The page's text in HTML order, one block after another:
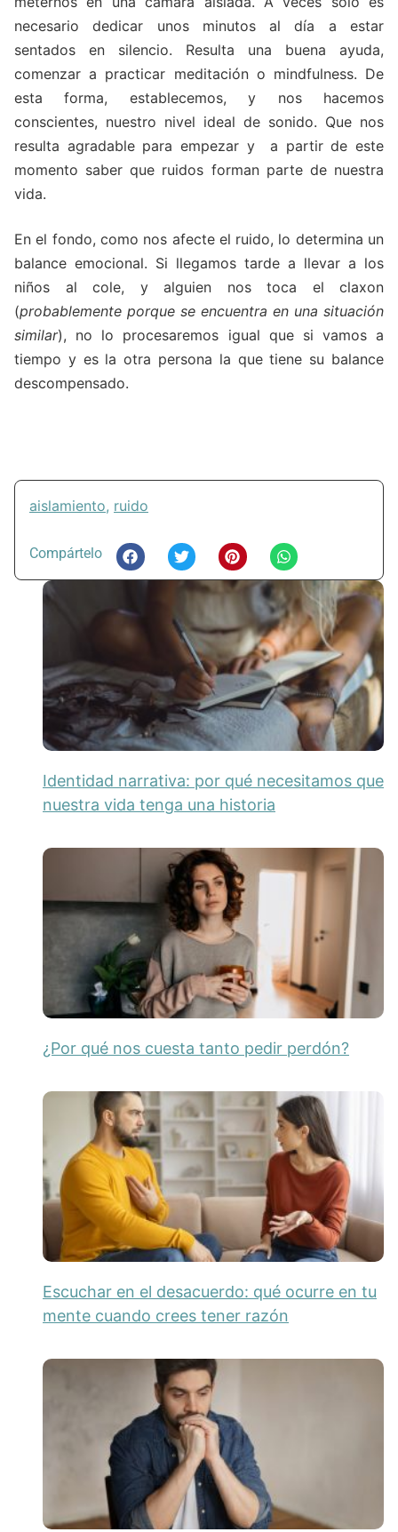
necesario dedicar unos minutos al día a estar
sentados en silencio. Resulta una buena ayuda,
comenzar a practicar meditación o mindfulness. De
esta forma, establecemos, y nos hacemos
conscientes, nuestro nivel ideal de sonido. Que nos
resulta agradable para empezar y a partir de este
momento saber que ruidos forman parte de nuestra
vida.
En el fondo, como nos afecte el ruido, lo determina un
balance emocional. Si llegamos tarde a llevar a los
niños al cole, y alguien nos toca el claxon
(probablemente porque se encuentra en una situación
similar), no lo procesaremos igual que si vamos a
tiempo y es la otra persona la que tiene su balance
descompensado.
aislamiento, ruido
Compártelo
Identidad narrativa: por qué necesitamos que
nuestra vida tenga una historia
¿Por qué nos cuesta tanto pedir perdón?
Escuchar en el desacuerdo: qué ocurre en tu
mente cuando crees tener razón